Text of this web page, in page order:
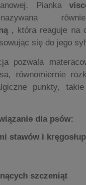
Pianka
, która reaguje na
się do jego
pozwala
równomiernie
punkty,
dla psów:
stawów i
szczeniąt